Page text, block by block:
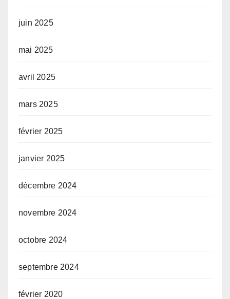
juin 2025
mai 2025
avril 2025
mars 2025
février 2025
janvier 2025
décembre 2024
novembre 2024
octobre 2024
septembre 2024
février 2020